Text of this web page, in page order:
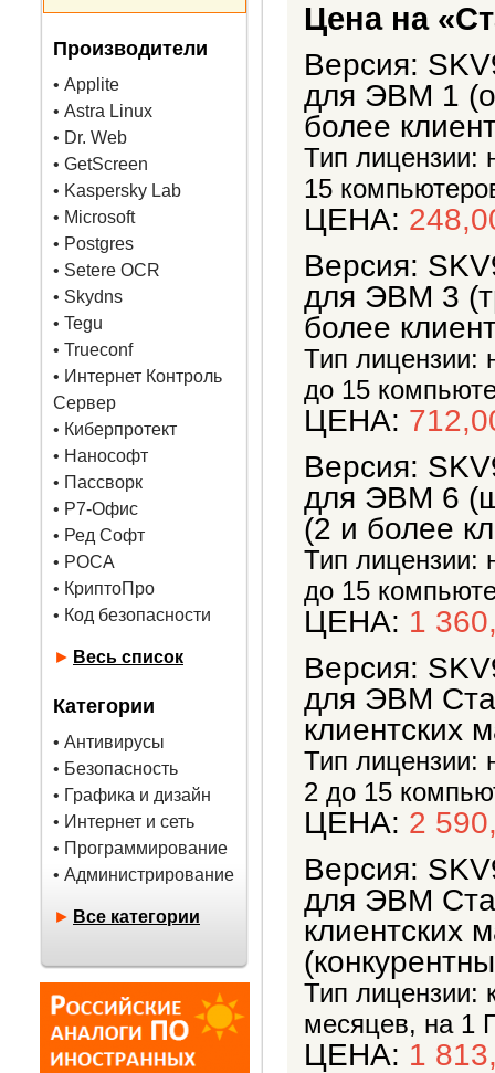
Производители
• Applite
• Astra Linux
• Dr. Web
• GetScreen
• Kaspersky Lab
• Microsoft
• Postgres
• Setere OCR
• Skydns
• Tegu
• Trueconf
• Интернет Контроль
Сервер
• Киберпротект
• Нанософт
• Пассворк
• Р7-Офис
• Ред Софт
• РОСА
• КриптоПро
• Код безопасности
► Весь список
Категории
• Антивирусы
• Безопасность
• Графика и дизайн
• Интернет и сеть
• Программирование
• Администрирование
► Все категории
Цена на
Версия:
для ЭВМ 1
более
Тип лицензии:
15
ЦЕНА:
Версия:
для ЭВМ 3
более
Тип лицензии:
до 15
ЦЕНА:
Версия:
для ЭВМ 6
(2 и более
Тип лицензии:
до 15
ЦЕНА: 1
Версия:
для ЭВМ
клиентских
Тип лицензии:
2 до 15
ЦЕНА: 2
Версия:
для ЭВМ
клиентских
Тип лицензии:
месяцев, на 1
ЦЕНА: 1